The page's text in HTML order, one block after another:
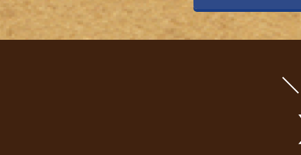
広告
イブス
雑誌広
カタロ